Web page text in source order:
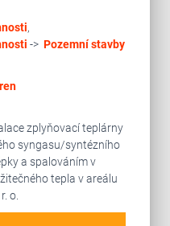
,
-> Pozemní stavby
zplyňovací teplárny
syngasu/syntézního
a spalováním v
tepla v areálu
o.